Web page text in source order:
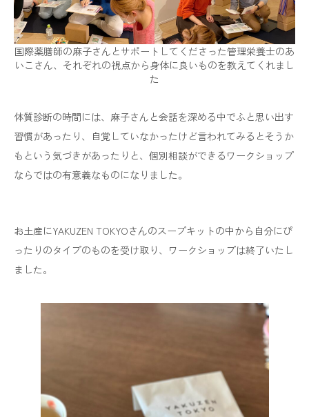
国際薬膳師の麻子さんとサポートしてくださった管理栄養士のあ
いこさん、それぞれの視点から身体に良いものを教えてくれまし
た
体質診断の時間には、麻子さんと会話を深める中でふと思い出す
習慣があったり、自覚していなかったけど言われてみるとそうか
もという気づきがあったりと、個別相談ができるワークショップ
ならではの有意義なものになりました。
お土産にYAKUZEN TOKYOさんのスープキットの中から自分にぴ
ったりのタイプのものを受け取り、ワークショップは終了いたし
ました。